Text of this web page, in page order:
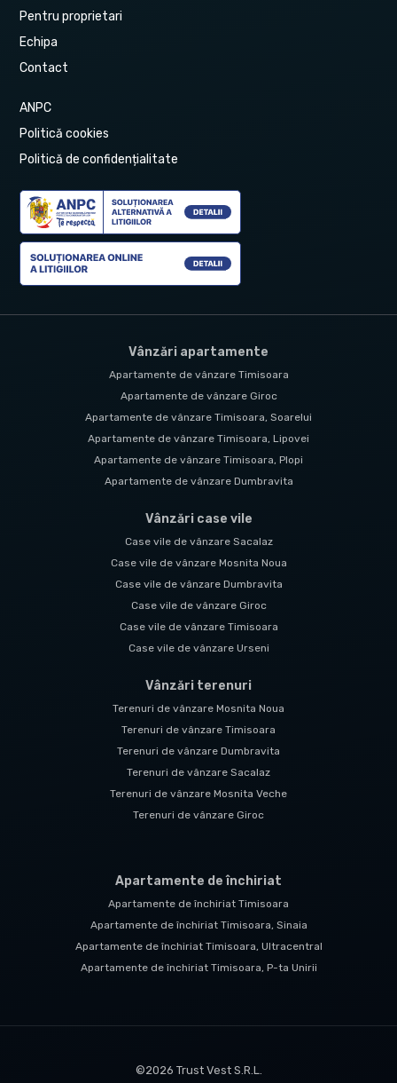
Pentru proprietari
Echipa
Contact
ANPC
Politică cookies
Politică de confidențialitate
Vânzări apartamente
Apartamente de vânzare Timisoara
Apartamente de vânzare Giroc
Apartamente de vânzare Timisoara, Soarelui
Apartamente de vânzare Timisoara, Lipovei
Apartamente de vânzare Timisoara, Plopi
Apartamente de vânzare Dumbravita
Vânzări case vile
Case vile de vânzare Sacalaz
Case vile de vânzare Mosnita Noua
Case vile de vânzare Dumbravita
Case vile de vânzare Giroc
Case vile de vânzare Timisoara
Case vile de vânzare Urseni
Vânzări terenuri
Terenuri de vânzare Mosnita Noua
Terenuri de vânzare Timisoara
Terenuri de vânzare Dumbravita
Terenuri de vânzare Sacalaz
Terenuri de vânzare Mosnita Veche
Terenuri de vânzare Giroc
Apartamente de închiriat
Apartamente de închiriat Timisoara
Apartamente de închiriat Timisoara, Sinaia
Apartamente de închiriat Timisoara, Ultracentral
Apartamente de închiriat Timisoara, P-ta Unirii
©2026 Trust Vest S.R.L.